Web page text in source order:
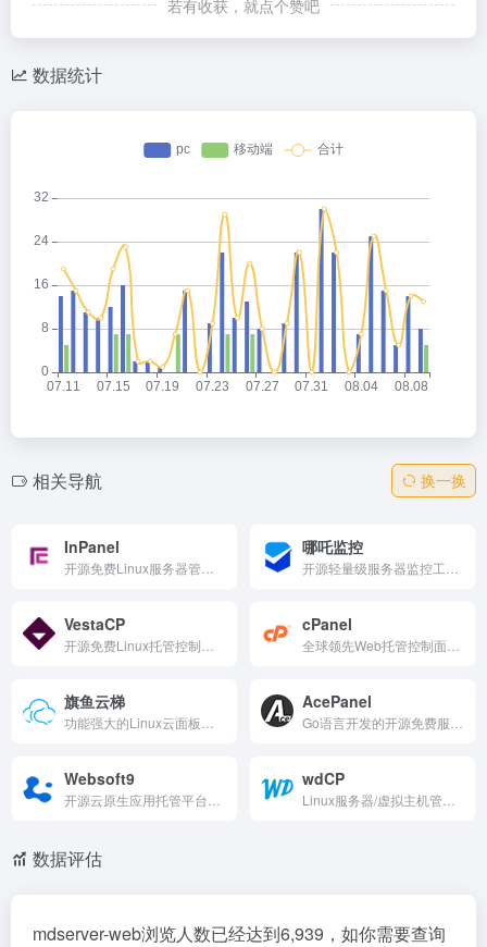
若有收获，就点个赞吧
数据统计
相关导航 换一换
InPanel 哪吒监控
VestaCP cPanel
旗鱼云梯 AcePanel
Websoft9 wdCP
数据评估
mdserver-web浏览人数已经达到6,939，如你需要查询